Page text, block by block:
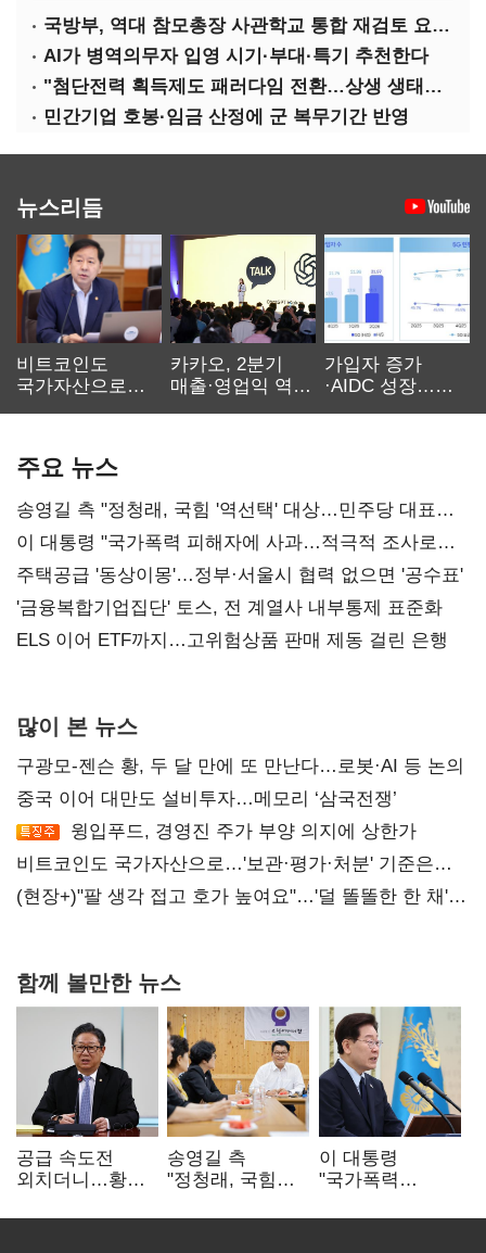
국방부, 역대 참모총장 사관학교 통합 재검토 요구에 "다양한 의견 수렴해 합리적 시스템 만들 것"
AI가 병역의무자 입영 시기·부대·특기 추천한다
"첨단전력 획득제도 패러다임 전환…상생 생태계 조성해 대체불가 K-방산 도약"
민간기업 호봉·임금 산정에 군 복무기간 반영
뉴스리듬
비트코인도
국가자산으로…'
카카오, 2분기
매출·영업익 역대
가입자 증가
·AIDC 성장…
주요 뉴스
송영길 측 "정청래, 국힘 '역선택' 대상…민주당 대표로
총선 지휘 못해"
이 대통령 "국가폭력 피해자에 사과…적극적 조사로
진실 밝혀야"
주택공급 '동상이몽'…정부·서울시 협력 없으면 '공수표'
'금융복합기업집단' 토스, 전 계열사 내부통제 표준화
ELS 이어 ETF까지…고위험상품 판매 제동 걸린 은행
많이 본 뉴스
구광모-젠슨 황, 두 달 만에 또 만난다…로봇·AI 등 논의
중국 이어 대만도 설비투자…메모리 ‘삼국전쟁’
윙입푸드, 경영진 주가 부양 의지에 상한가
비트코인도 국가자산으로…'보관·평가·처분' 기준은
숙제
(현장+)"팔 생각 접고 호가 높여요"…'덜 똘똘한 한 채'
함께 볼만한 뉴스
공급 속도전
외치더니…황희,
리모델링' 제안
송영길 측
"정청래, 국힘
민주당 대표로
이 대통령
"국가폭력
적극적 조사로